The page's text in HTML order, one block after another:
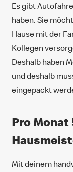
Es gibt
haben. Sie
Hause mit der
Kollegen
Deshalb haben
und deshalb
eingepackt
Pro Monat
Mit deinem